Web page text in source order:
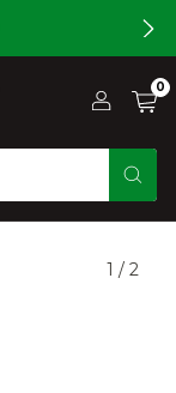
0
1 / 2